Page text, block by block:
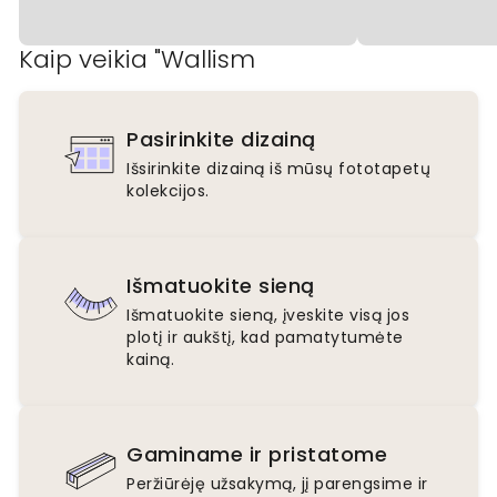
Kaip veikia "Wallism
Pasirinkite dizainą
Išsirinkite dizainą iš mūsų fototapetų
kolekcijos.
Išmatuokite sieną
Išmatuokite sieną, įveskite visą jos
plotį ir aukštį, kad pamatytumėte
kainą.
Gaminame ir pristatome
Peržiūrėję užsakymą, jį parengsime ir